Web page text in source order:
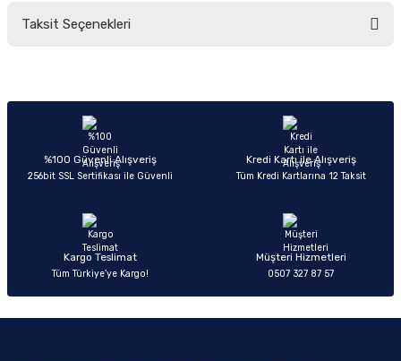
Taksit Seçenekleri
%100 Güvenli Alışveriş
256bit SSL Sertifikası ile Güvenli
Kredi Kartı ile Alışveriş
Tüm Kredi Kartlarına 12 Taksit
Kargo Teslimat
Tüm Türkiye’ye Kargo!
Müşteri Hizmetleri
0507 327 87 57